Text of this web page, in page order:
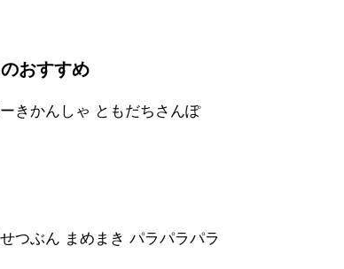
おすすめ
きかんしゃ ともだちさんぽ
つぶん まめまき パラパラパラ